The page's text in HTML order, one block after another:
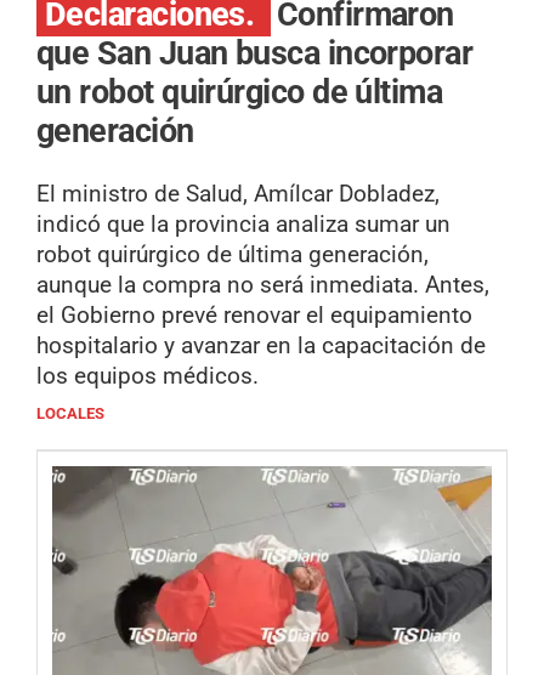
Declaraciones.
Confirmaron
que San Juan busca incorporar
un robot quirúrgico de última
generación
El ministro de Salud, Amílcar Dobladez,
indicó que la provincia analiza sumar un
robot quirúrgico de última generación,
aunque la compra no será inmediata. Antes,
el Gobierno prevé renovar el equipamiento
hospitalario y avanzar en la capacitación de
los equipos médicos.
LOCALES